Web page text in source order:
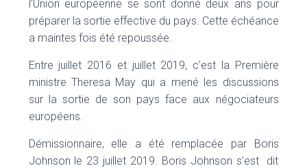
l’Union européenne se sont donné deux ans pour
préparer la sortie effective du pays. Cette échéance
a maintes fois été repoussée.
Entre juillet 2016 et juillet 2019, c’est la Première
ministre Theresa May qui a mené les discussions
sur la sortie de son pays face aux négociateurs
européens.
Démissionnaire, elle a été remplacée par Boris
Johnson le 23 juillet 2019. Boris Johnson s’est dit